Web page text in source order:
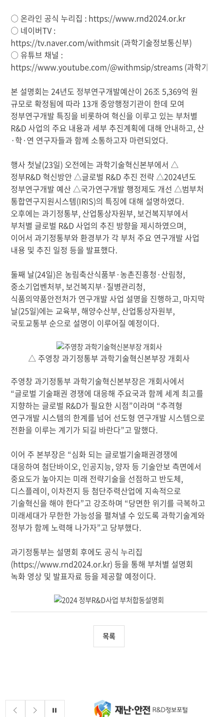
○ 온라인 공식 누리집 : https://www.rnd2024.or.kr
○ 네이버TV :
https://tv.naver.com/withmsit (과학기술정보통신부)
○ 유튜브 채널 :
https://www.youtube.com/@withmsip/streams (과학기
본 설명회는 24년도 정부연구개발예산이 26조 5,369억 원
규모로 확정됨에 따라 13개 중앙행정기관이 한데 모여
정부연구개발 특징을 비롯하여 혁신을 이루고 있는 부처별
R&D 사업의 주요 내용과 세부 추진계획에 대해 안내하고, 산
·학·연 연구자들과 함께 소통하고자 마련되었다.
행사 첫날(23일) 오전에는 과학기술혁신본부에서 △
정부R&D 혁신방안 △글로벌 R&D 추진 전략 △2024년도
정부연구개발 예산 △국가연구개발 행정제도 개선 △범부처
통합연구지원시스템(IRIS)의 특징에 대해 설명하였다.
오후에는 과기정통부, 산업통상자원부, 보건복지부에서
부처별 글로벌 R&D 사업의 추진 방향을 제시하였으며,
이어서 과기정통부와 환경부가 각 부처 주요 연구개발 사업
내용 및 추진 일정 등을 발표했다.
둘째 날(24일)은 농림축산식품부·농촌진흥청·산림청,
중소기업벤처부, 보건복지부·질병관리청,
식품의약품안전처가 연구개발 사업 설명을 진행하고, 마지막
날(25일)에는 교육부, 해양수산부, 산업통상자원부,
국토교통부 순으로 설명이 이루어질 예정이다.
△ 주영창 과기정통부 과학기술혁신본부장 개회사
주영창 과기정통부 과학기술혁신본부장은 개회사에서
“글로벌 기술패권 경쟁에 대응해 주요국과 함께 세계 최고를
지향하는 글로벌 R&D가 필요한 시점”이라며 “추격형
연구개발 시스템의 한계를 넘어 선도형 연구개발 시스템으로
전환을 이루는 계기가 되길 바란다”고 말했다.
이어 주 본부장은 “심화 되는 글로벌기술패권경쟁에
대응하여 첨단바이오, 인공지능, 양자 등 기술안보 측면에서
중요도가 높아지는 미래 전략기술을 선점하고 반도체,
디스플레이, 이차전지 등 첨단주력산업에 지속적으로
기술혁신을 해야 한다”고 강조하며 “당면한 위기를 극복하고
미래세대가 무한한 가능성을 펼쳐낼 수 있도록 과학기술계와
정부가 함께 노력해 나가자”고 당부했다.
과기정통부는 설명회 후에도 공식 누리집
(https://www.rnd2024.or.kr) 등을 통해 부처별 설명회
녹화 영상 및 발표자료 등을 제공할 예정이다.
목록
배너존